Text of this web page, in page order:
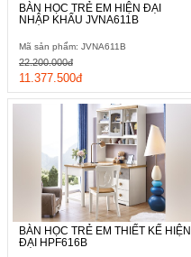
BÀN HỌC TRẺ EM HIỆN ĐẠI
NHẬP KHẨU JVNA611B
Mã sản phẩm: JVNA611B
11.377.500đ
22.200.000đ
BÀN HỌC TRẺ EM THIẾT KẾ HIỆN
ĐẠI HPF616B